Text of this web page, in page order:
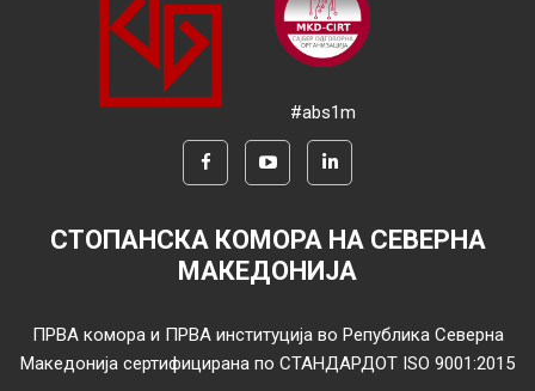
#abs1m
СТОПАНСКА КОМОРА НА СЕВЕРНА
МАКЕДОНИЈА
ПРВА комора и ПРВА институција во Република Северна
Македонија сертифицирана по СТАНДАРДОТ ISO 9001:2015